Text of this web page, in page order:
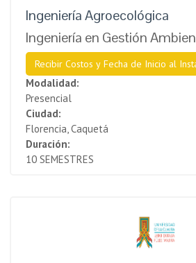
Ingeniería Agroecológica
Ingeniería en Gestión
Recibir Costos y Fecha de Inicio al
Modalidad:
Presencial
Ciudad:
Florencia, Caquetá
Duración:
10 SEMESTRES